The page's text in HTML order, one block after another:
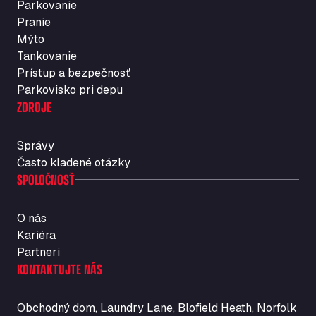
Rosario
Str. Vigentina, 205 km 5+380, 27010
Autotransit Amann
Auf dem Dreisch 8, 34346
Avin Kominis
Vasilikos Intersection E90, 46 100
Ashville Way, WA7 3EZ
AWJ Penrith Truckstop
M6 J40, Penrith Industrial Estate, CA11 9EH
Hill Barton Business park, EX5 1DR
Ballestas Flores
Ctra C 157 , 37009
Ballinluig Services
Bapaume Truck House A1
Parkovanie
Pranie
Mýto
Tankovanie
Prístup a bezpečnosť
Parkovisko pri depu
ZDROJE
Správy
Často kladené otázky
SPOLOČNOSŤ
O nás
Kariéra
Partneri
KONTAKTUJTE NÁS
Obchodný dom, Laundry Lane, Blofield Heath, Norfolk